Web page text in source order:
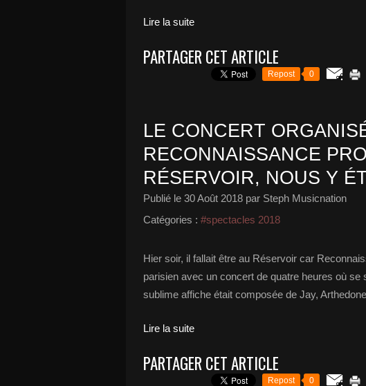
Lire la suite
PARTAGER CET ARTICLE
Repost 0
LE CONCERT
RECONNAISSANCE
RÉSERVOIR, NOUS Y
Publié le 30 Août 2018 par Steph Musicnation
Catégories : #spectacles 2018
Hier soir, il fallait être au Réservoir car
parisien avec un concert de quatre heures où
sublime affiche était composée de Jay,
Lire la suite
PARTAGER CET ARTICLE
Repost 0